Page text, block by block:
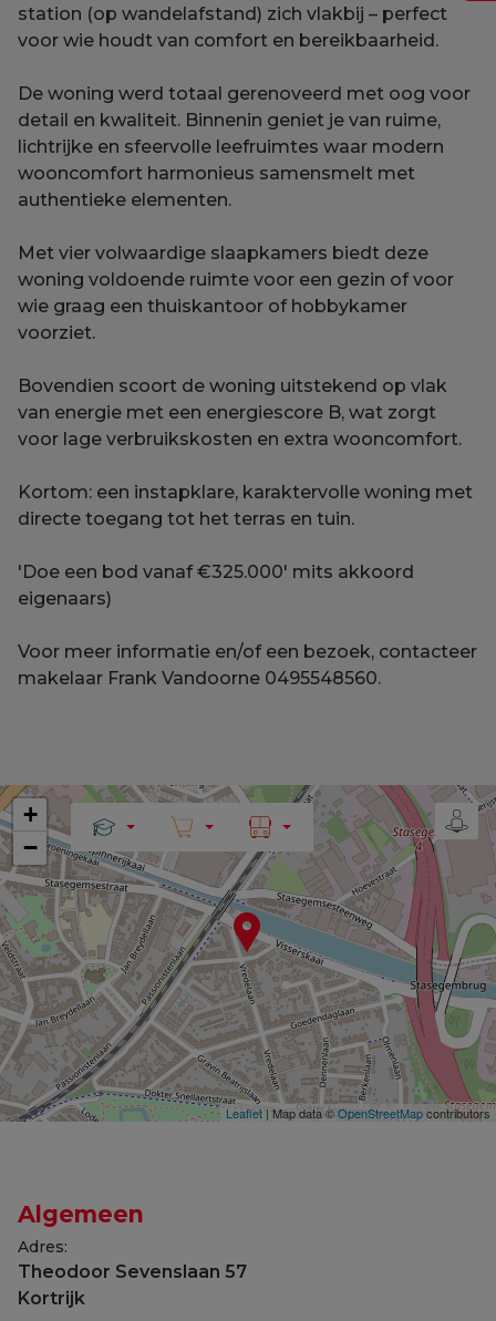
station (op wandelafstand) zich vlakbij – perfect
voor wie houdt van comfort en bereikbaarheid.
De woning werd totaal gerenoveerd met oog voor
detail en kwaliteit. Binnenin geniet je van ruime,
lichtrijke en sfeervolle leefruimtes waar modern
wooncomfort harmonieus samensmelt met
authentieke elementen.
Met vier volwaardige slaapkamers biedt deze
woning voldoende ruimte voor een gezin of voor
wie graag een thuiskantoor of hobbykamer
voorziet.
Bovendien scoort de woning uitstekend op vlak
van energie met een energiescore B, wat zorgt
voor lage verbruikskosten en extra wooncomfort.
Kortom: een instapklare, karaktervolle woning met
directe toegang tot het terras en tuin.
'Doe een bod vanaf €325.000' mits akkoord
eigenaars)
Voor meer informatie en/of een bezoek, contacteer
makelaar Frank Vandoorne 0495548560.
+
−
Leaflet | Map data ©OpenStreetMapcontributors
Algemeen
Adres:
Theodoor Sevenslaan 57
Kortrijk